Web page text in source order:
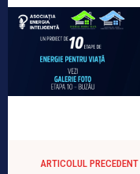
ARTICOLUL PRECEDENT